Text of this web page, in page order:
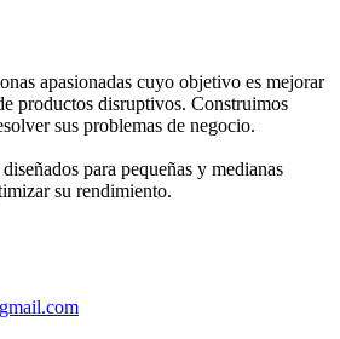
apasionadas cuyo objetivo es mejorar
productos disruptivos. Construimos
sus problemas de negocio.
para pequeñas y medianas
su rendimiento.